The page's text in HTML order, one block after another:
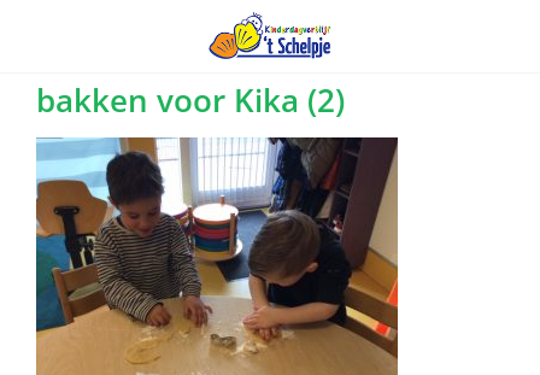
inhoud
bakken voor Kika (2)